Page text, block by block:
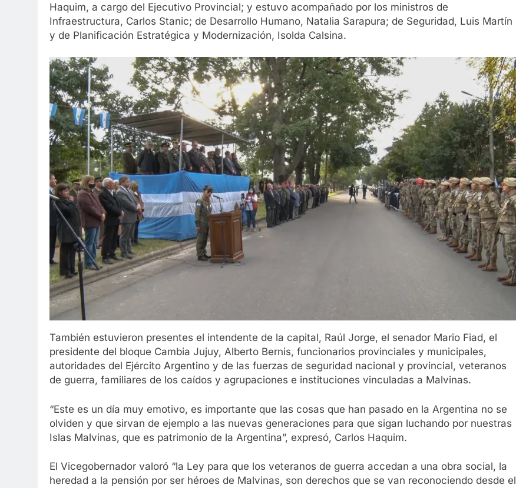
Haquim, a cargo del Ejecutivo Provincial; y estuvo acompañado por los ministros de
Infraestructura, Carlos Stanic; de Desarrollo Humano, Natalia Sarapura; de Seguridad, Luis Martín
y de Planificación Estratégica y Modernización, Isolda Calsina.
También estuvieron presentes el intendente de la capital, Raúl Jorge, el senador Mario Fiad, el
presidente del bloque Cambia Jujuy, Alberto Bernis, funcionarios provinciales y municipales,
autoridades del Ejército Argentino y de las fuerzas de seguridad nacional y provincial, veteranos
de guerra, familiares de los caídos y agrupaciones e instituciones vinculadas a Malvinas.
“Este es un día muy emotivo, es importante que las cosas que han pasado en la Argentina no se
olviden y que sirvan de ejemplo a las nuevas generaciones para que sigan luchando por nuestras
Islas Malvinas, que es patrimonio de la Argentina”, expresó, Carlos Haquim.
El Vicegobernador valoró “la Ley para que los veteranos de guerra accedan a una obra social, la
heredad a la pensión por ser héroes de Malvinas, son derechos que se van reconociendo desde el